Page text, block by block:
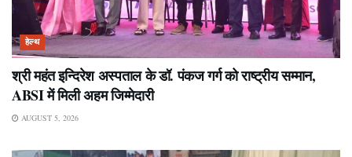
हेल्थ
श्री महंत इन्दिरेश अस्पताल के डॉ. पंकज गर्ग को राष्ट्रीय सम्मान,
ABSI में मिली अहम जिम्मेदारी
AUGUST 5, 2026